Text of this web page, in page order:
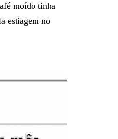
moído tinha
estiagem no